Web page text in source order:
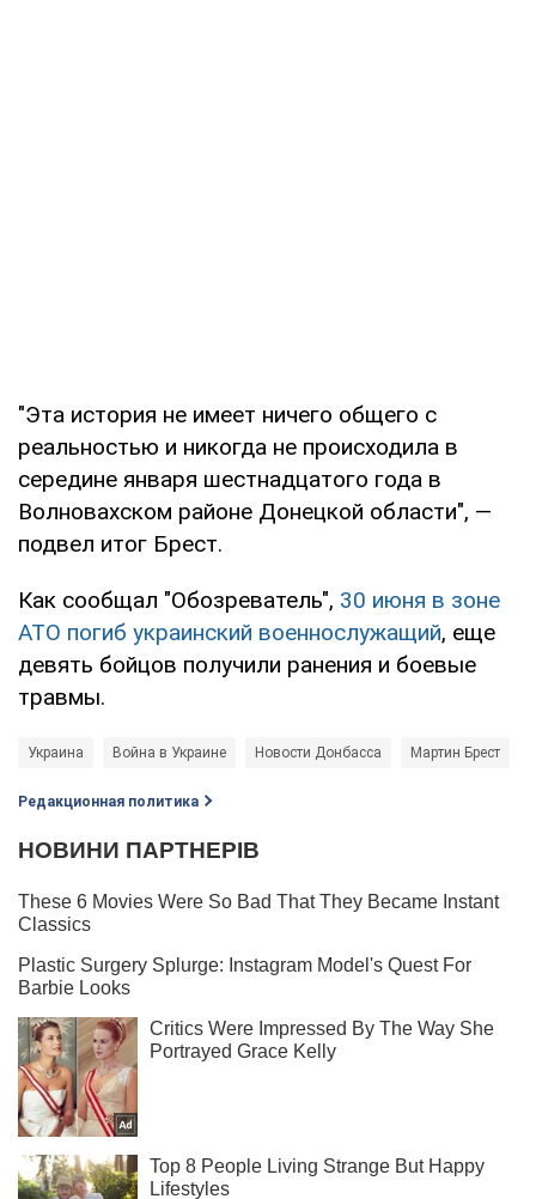
"Эта история не имеет ничего общего с
реальностью и никогда не происходила в
середине января шестнадцатого года в
Волновахском районе Донецкой области", —
подвел итог Брест.
Как сообщал "Обозреватель", 30 июня в зоне
АТО погиб украинский военнослужащий, еще
девять бойцов получили ранения и боевые
травмы.
Украина Война в Украине Новости Донбасса Мартин Брест
Редакционная политика